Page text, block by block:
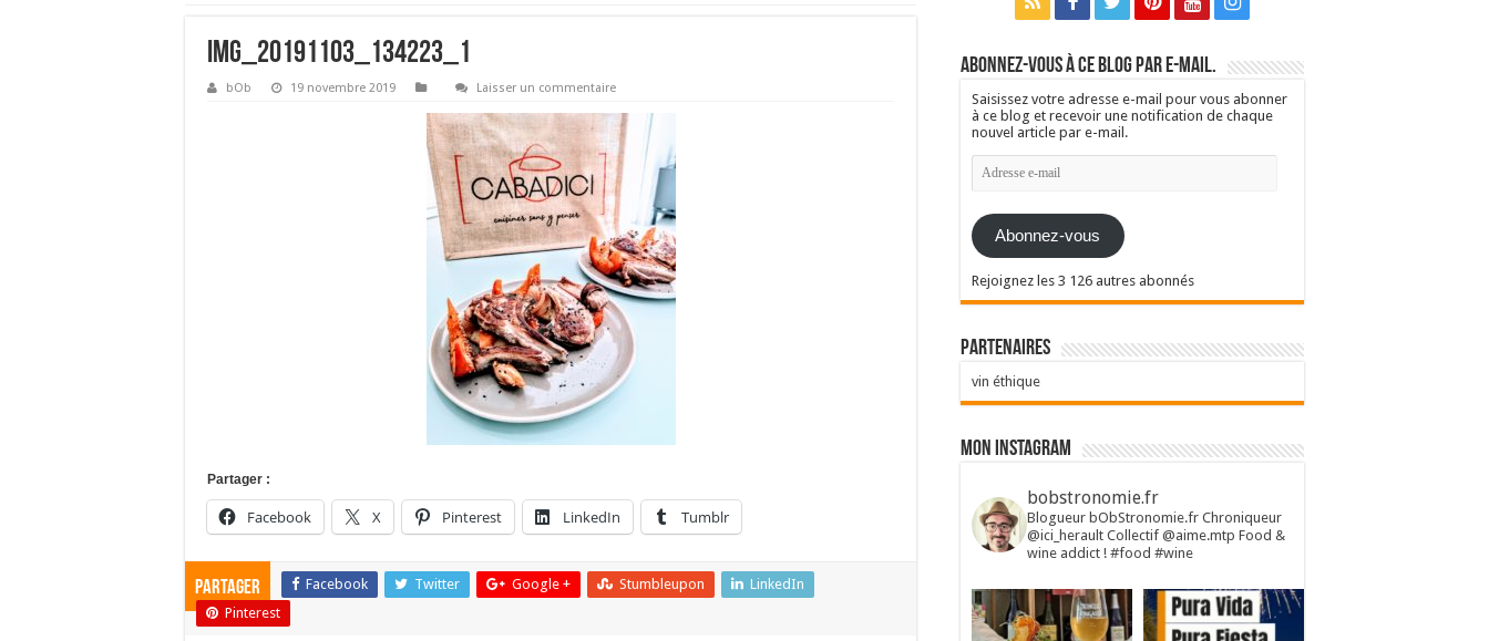
IMG_20191103_134223_1
bOb 19 novembre 2019 Laisser un commentaire
Partager :
Facebook X Pinterest LinkedIn Tumblr
Partager Facebook Twitter Google + Stumbleupon
LinkedIn
Pinterest
Abonnez-vous à ce blog par e-mail.
Saisissez votre adresse e-mail pour vous abonner
à ce blog et recevoir une notification de chaque
nouvel article par e-mail.
Adresse
e-
Abonnez-vous
Rejoignez les 3 126 autres abonnés
Partenaires
vin éthique
Mon Instagram
bobstronomie.fr
Blogueur bObStronomie.fr Chroniqueur
@ici_herault Collectif @aime.mtp Food &
wine addict ! #food #wine